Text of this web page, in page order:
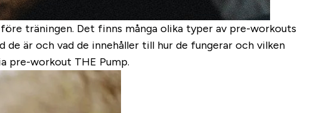
träningen. Det finns många olika typer av pre-workouts
de är och vad de innehåller till hur de fungerar och vilken
pre-workout THE Pump.